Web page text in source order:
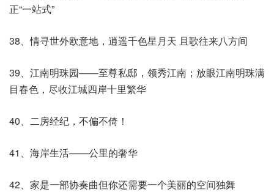
正“一站式”
38、情寻世外欧意地，逍遥千色星月天 且歌往来八方间
39、江南明珠园——至尊私邸，领秀江南；放眼江南明珠满
目春色，尽收江城四岸十里繁华
40、二房经纪，不偏不倚！
41、海岸生活——公里的奢华
42、家是一部协奏曲但你还需要一个美丽的空间独舞